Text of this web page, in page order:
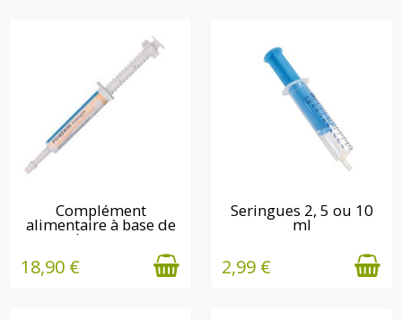
EN STOCK
Complément
alimentaire à base de
colostrum...
18,90 €
EN STOCK
Seringues 2, 5 ou 10
ml
2,99 €